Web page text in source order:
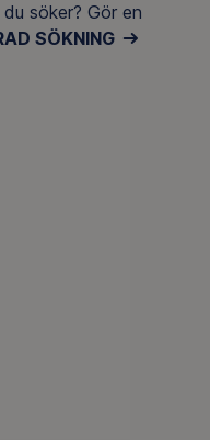
söker? Gör en
SÖKNING